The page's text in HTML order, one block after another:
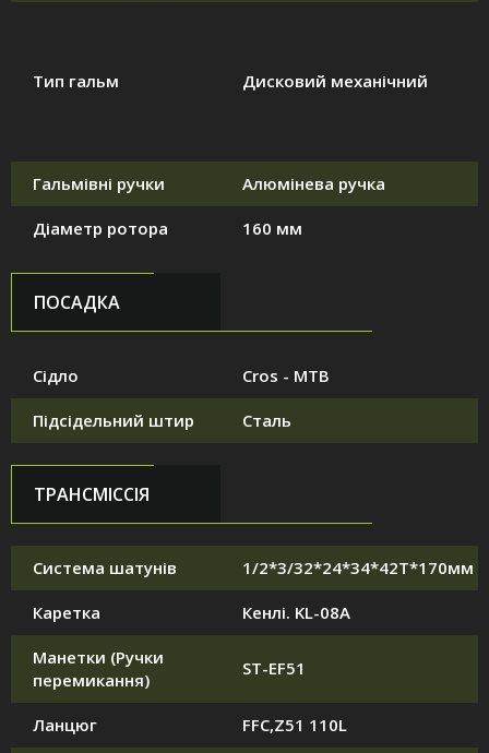
Тип гальм Дисковий механічний
Гальмівні ручки Алюмінева ручка
Діаметр ротора 160 мм
ПОСАДКА
Сідло Cros - MTB
Підсідельний штир Сталь
ТРАНСМІССІЯ
Система шатунів 1/2*3/32*24*34*42T*170мм
Каретка Кенлі. KL-08A
Манетки (Ручки
перемикання)
ST-EF51
Ланцюг FFC,Z51 110L